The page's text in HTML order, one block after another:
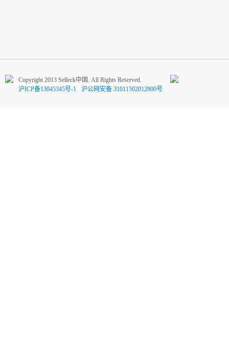
Copyright 2013 Selleck中国. All Rights Reserved.
沪ICP备13045345号-1
沪公网安备 31011502012800号